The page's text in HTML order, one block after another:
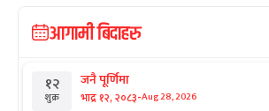
आगामी बिदाहरु
१२
शुक्र
जनै पूर्णिमा
भाद्र १२, २०८३-Aug 28, 2026